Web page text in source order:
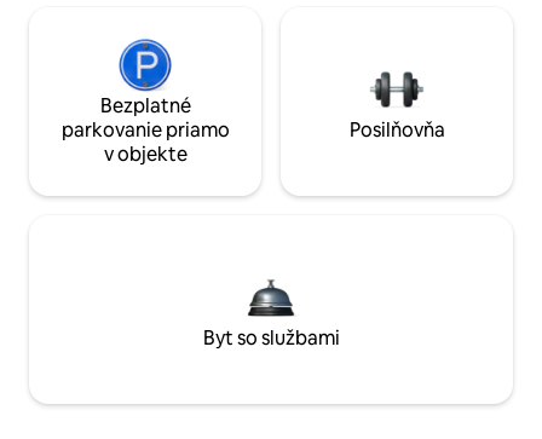
Bezplatné
parkovanie priamo
v objekte
Posilňovňa
Byt so službami